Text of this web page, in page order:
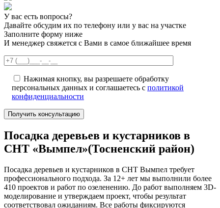
У вас есть вопросы?
Давайте обсудим их по телефону или у вас на участке
Заполните форму ниже
И менеджер свяжется с Вами в самое ближайшее время
Нажимая кнопку, вы разрешаете обработку
персональных данных и соглашаетесь с политикой
конфиденциальности
Посадка деревьев и кустарников в
СНТ «Вымпел»(Тосненский район)
Посадка деревьев и кустарников в СНТ Вымпел требует
профессионального подхода. За 12+ лет мы выполнили более
410 проектов и работ по озеленению. До работ выполняем 3D-
моделирование и утверждаем проект, чтобы результат
соответствовал ожиданиям. Все работы фиксируются